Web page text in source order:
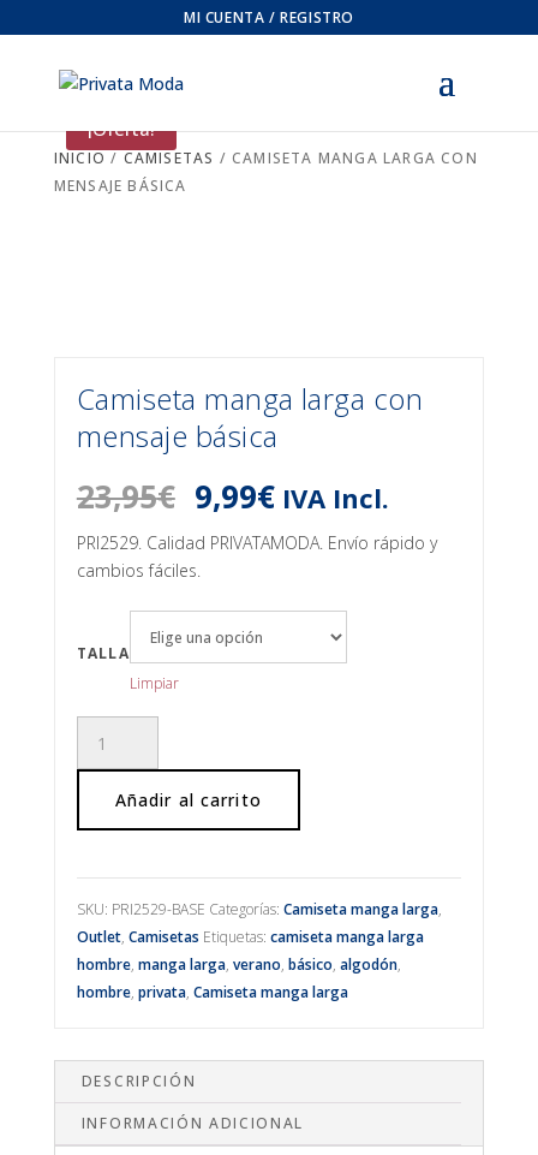
MI CUENTA / REGISTRO
INICIO / CAMISETAS / CAMISETA MANGA LARGA CON
MENSAJE BÁSICA
¡Oferta!
Camiseta manga larga con
mensaje básica
23,95€ El
precio
original
era:
23,95€.
9,99€El
precio
actual
9,99€.
IVA Incl.
PRI2529. Calidad PRIVATAMODA. Envío rápido y
cambios fáciles.
TALLA
Limpiar
manga
Añadir al carrito
SKU: PRI2529-BASE Categorías: Camiseta manga larga,
Outlet, Camisetas Etiquetas: camiseta manga larga
hombre, manga larga, verano, básico, algodón,
hombre, privata, Camiseta manga larga
DESCRIPCIÓN
INFORMACIÓN ADICIONAL